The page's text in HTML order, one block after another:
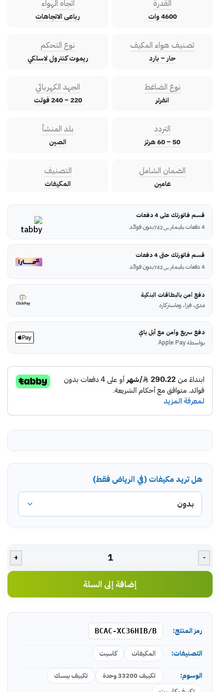
القدرة
4600 وات
اتجاه الهواء
رباعى الاتجاهات
تصنيف هواء المكيف
حار – بارد
نوع التحكم
ريموت كنترول لاسلكي
نوع الضاغط
انفرتر
الجهد الكهربائي
220 – 240 فولت
التردد
50 – 60 هرتز
بلد المنشأ
الصين
الضمان الشامل
عامين
التصنيف
المكيفات
قسم فاتورتك على 4 دفعات
4 دفعات بقيمة
ر.س بدون فوائد
قسم فاتورتك حتى 4 دفعات
4 دفعات بقيمة
ر.س بدون فوائد
دفع آمن بالبطاقات البنكية
مدى، فيزا، وماستركارد
دفع سريع وآمن مع أبل باي
بواسطة Apple Pay
هل تريد مكيفات (في الرياض فقط)
-
+
إضافة إلى السلة
رمز المنتج: BCAC-XC36HIB/B
التصنيفات: المكيفات كاسيت
الوسوم: تكييف 33200 وحدة
تكييف بيسك